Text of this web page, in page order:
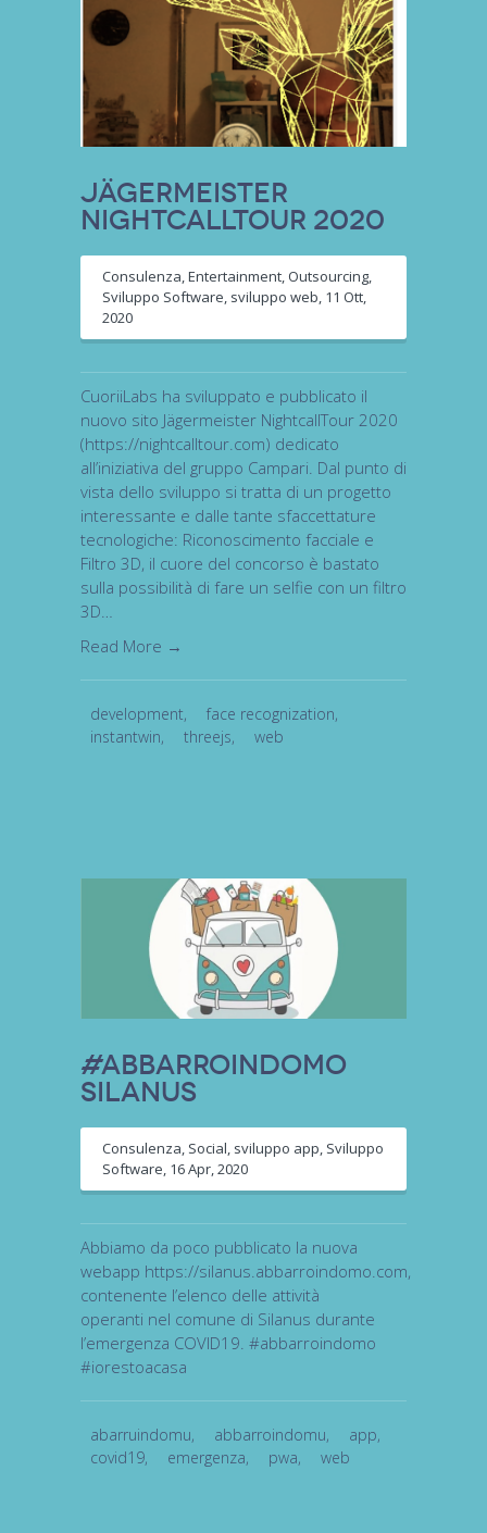
Jägermeister
NightcallTour 2020
Consulenza,Entertainment, Outsourcing,
Sviluppo Software, sviluppo web, 11 Ott,
2020
CuoriiLabs ha sviluppato e pubblicato il
nuovo sito Jägermeister NightcallTour 2020
(https://nightcalltour.com) dedicato
all’iniziativa del gruppo Campari. Dal punto di
vista dello sviluppo si tratta di un progetto
interessante e dalle tante sfaccettature
tecnologiche: Riconoscimento facciale e
Filtro 3D, il cuore del concorso è bastato
sulla possibilità di fare un selfie con un filtro
3D…
Read More →
development, face recognization,
instantwin, threejs, web
#ABBARROINDOMO
Silanus
Consulenza, Social, sviluppo app, Sviluppo
Software, 16 Apr, 2020
Abbiamo da poco pubblicato la nuova
webapp https://silanus.abbarroindomo.com,
contenente l’elenco delle attività
operanti nel comune di Silanus durante
l’emergenza COVID19. #abbarroindomo
#iorestoacasa
abarruindomu, abbarroindomu, app,
covid19, emergenza, pwa, web